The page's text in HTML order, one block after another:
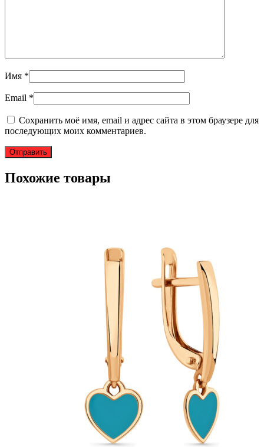
Имя *
Email *
Сохранить моё имя, email и адрес сайта в этом браузере для
последующих моих комментариев.
Похожие товары